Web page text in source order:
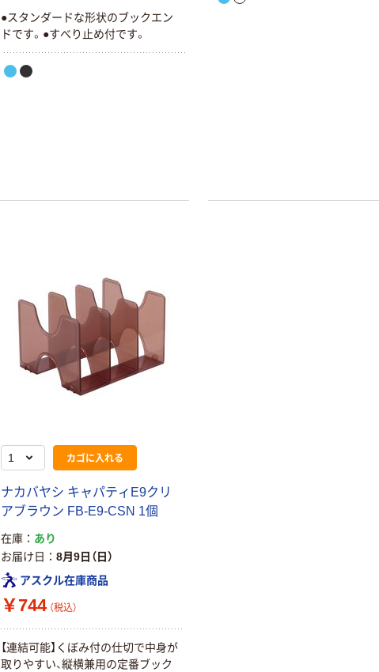
●スタンダードな形状のブックエン
ドです。●すべり止め付です。
カゴに入れる
ナカバヤシ キャパティE9クリ
アブラウン FB-E9-CSN 1個
在庫
あり
お届け日
8月9日（日）
アスクル在庫商品
￥744 （税込）
【連結可能】くぼみ付の仕切で中身が
取りやすい、縦横兼用の定番ブック
オリジナル
本気プライス
クルオリジナル
（税込）
オリジナル
【アスクル限定】
ファーストレイ
ト ニトリルグ
ローブ ブル
￥698~
スズラン 酒精綿
指定医薬部外品
￥140~ （税込）
本気プライス
蛍光オプテック
ス1(アスクル限
定モデル) 蛍光
ペン ゼブラ
期間限定価